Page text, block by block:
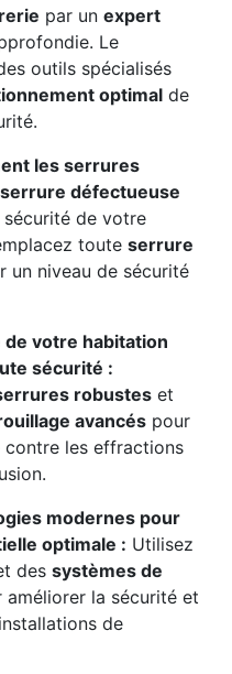
par un expert
Le
outils spécialisés
optimal de
les serrures
serrure défectueuse
de votre
toute serrure
un niveau de sécurité
votre habitation
sécurité :
robustes et
avancés pour
les effractions
modernes pour
optimale : Utilisez
des systèmes de
améliorer la sécurité et
de